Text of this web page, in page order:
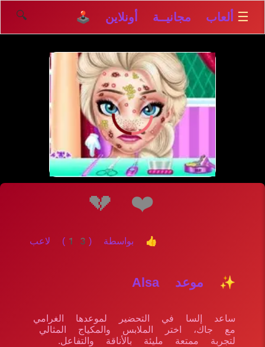
☰ ألعاب مجانيــة أونلاين 🕹️ 🔍
إلعــــب
❤️
💔
👍 بواسطة (13) لاعب
✨ موعد Alsa
ساعد إلسا في التحضير لموعدها الغرامي
مع جاك، اختر الملابس والمكياج المثالي
لتجربة ممتعة مليئة بالأناقة والتفاعل.